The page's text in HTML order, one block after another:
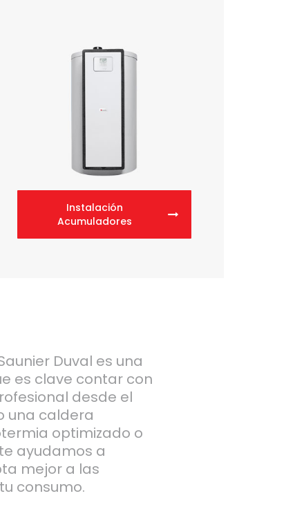
Instalación
Acumuladores
Duval es una
es clave contar con
desde el
una caldera
optimizado o
ayudamos a
mejor a las
consumo.